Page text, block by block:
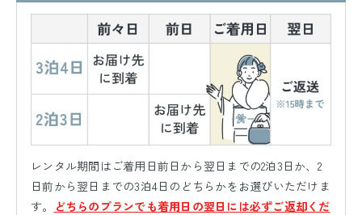
レンタル期間はご着用日前日から翌日までの2泊3日か、2
日前から翌日までの3泊4日のどちらかをお選びいただけま
す。
どちらのプランでも着用日の翌日には必ずご返却くだ